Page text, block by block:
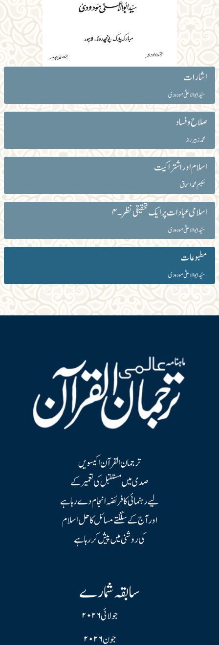
اشارات
سیّد ابوالاعلیٰ مودودی
صلاح و فساد
محمد زبیر راز
اسلام اور اشتراکیت
حکیم محمد اسحاق
اسلامی عبادات پر ایک تحقیقی نظر۔۴
سیّد ابوالاعلیٰ مودودی
مطبوعات
سیّد ابوالاعلیٰ مودودی
ترجمان القرآن اکیسویں
صدی میں مستقبل کی تعمیر کے
لیے رہنمائی کا فریضہ انجام دے رہا ہے
اور آج کے سلگتے مسائل کا حل اسلام
کی روشنی میں پیش کر رہا ہے
سابقہ شمارے
جولائی ۲۰۲۶
جون ۲۰۲۶